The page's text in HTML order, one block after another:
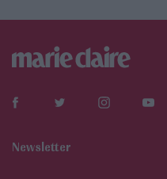
Newsletter